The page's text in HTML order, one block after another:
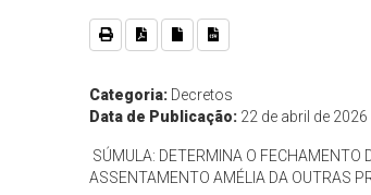
Categoria: Decretos
Data de Publicação: 22 de abril de 2026
SÚMULA: DETERMINA O FECHAMENTO
ASSENTAMENTO AMÉLIA DA OUTRAS